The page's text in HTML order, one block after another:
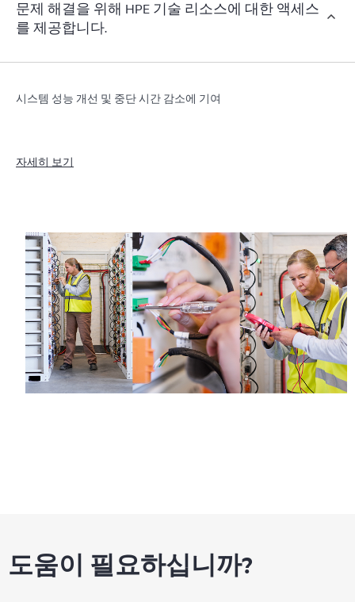
문제 해결을 위해 HPE 기술 리소스에 대한 액세스
를 제공합니다.
시스템 성능 개선 및 중단 시간 감소에 기여
자세히 보기
도움이 필요하십니까?